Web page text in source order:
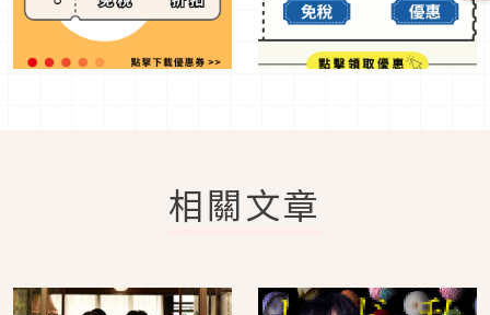
相關文章